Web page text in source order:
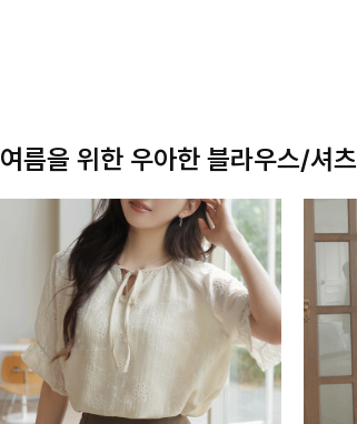
여름을 위한 우아한 블라우스/셔츠